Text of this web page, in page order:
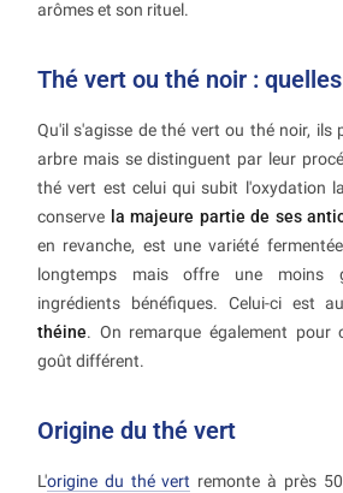
arômes et son rituel.
Thé vert ou thé noir :
Qu'il s'agisse de thé vert ou thé noir, ils
arbre mais se distinguent par leur
thé vert est celui qui subit l'oxydation
conserve la majeure partie de ses
en revanche, est une variété
longtemps mais offre une moins
ingrédients bénéfiques. Celui-ci est
théine. On remarque également pour
goût différent.
Origine du thé vert
L'origine du thé vert remonte à près